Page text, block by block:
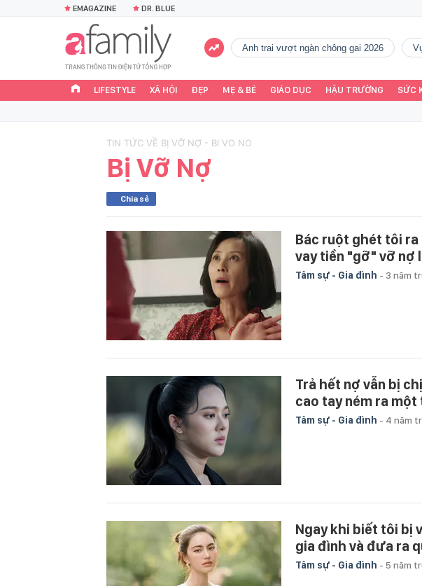
EMAGAZINE DR. BLUE
Anh trai vượt ngàn chông gai 2026
LIFESTYLE XÃ HỘI ĐẸP MẸ & BÉ GIÁO DỤC HẬU TRƯỜNG SỨC
TIN TỨC VỀ BỊ VỠ NỢ - BI VO NO
Bị Vỡ Nợ
Chia sẻ
Bác ruột ghét tôi
vay tiền "gỡ" vỡ nợ
Tâm sự - Gia đình - 3 năm
Trả hết nợ vẫn bị
cao tay ném ra
Tâm sự - Gia đình - 4 năm
Ngay khi biết tôi bị
gia đình và đưa ra
Tâm sự - Gia đình - 5 năm